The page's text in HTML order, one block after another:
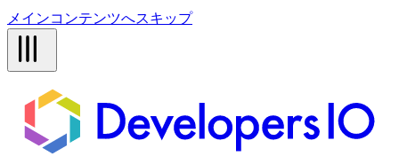
メインコンテンツへスキップ